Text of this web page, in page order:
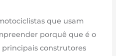
que usam
porquê que é o
construtores